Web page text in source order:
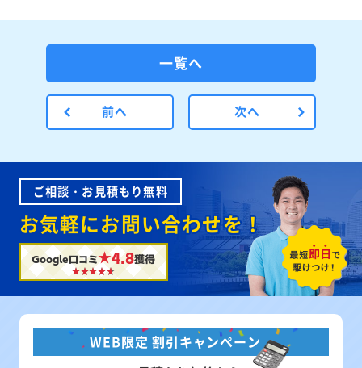
前へ
一覧へ
次へ
ご相談・お見積もり無料
お気軽にお問い合わせを！
Google口コミ★4.8獲得
WEB限定 割引キャンペーン